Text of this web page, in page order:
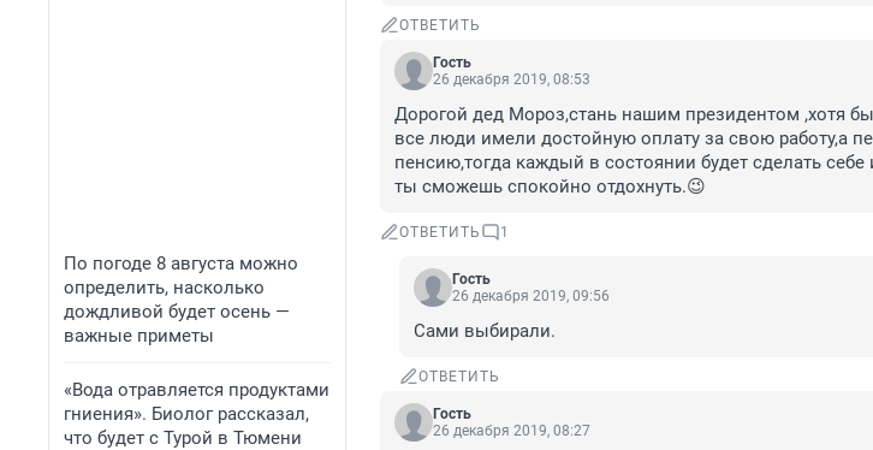
По погоде 8 августа можно
определить, насколько
дождливой будет осень —
важные приметы
«Вода отравляется продуктами
гниения». Биолог рассказал,
что будет с Турой в Тюмени
ОТВЕТИТЬ
Гость
26 декабря 2019, 08:53
Дорогой дед Мороз,стань нашим президентом ,хотя
все люди имели достойную оплату за свою работу,а
пенсию,тогда каждый в состоянии будет сделать
ты сможешь спокойно отдохнуть.😉
ОТВЕТИТЬ 1
Гость
26 декабря 2019, 09:56
Сами выбирали.
ОТВЕТИТЬ
Гость
26 декабря 2019, 08:27